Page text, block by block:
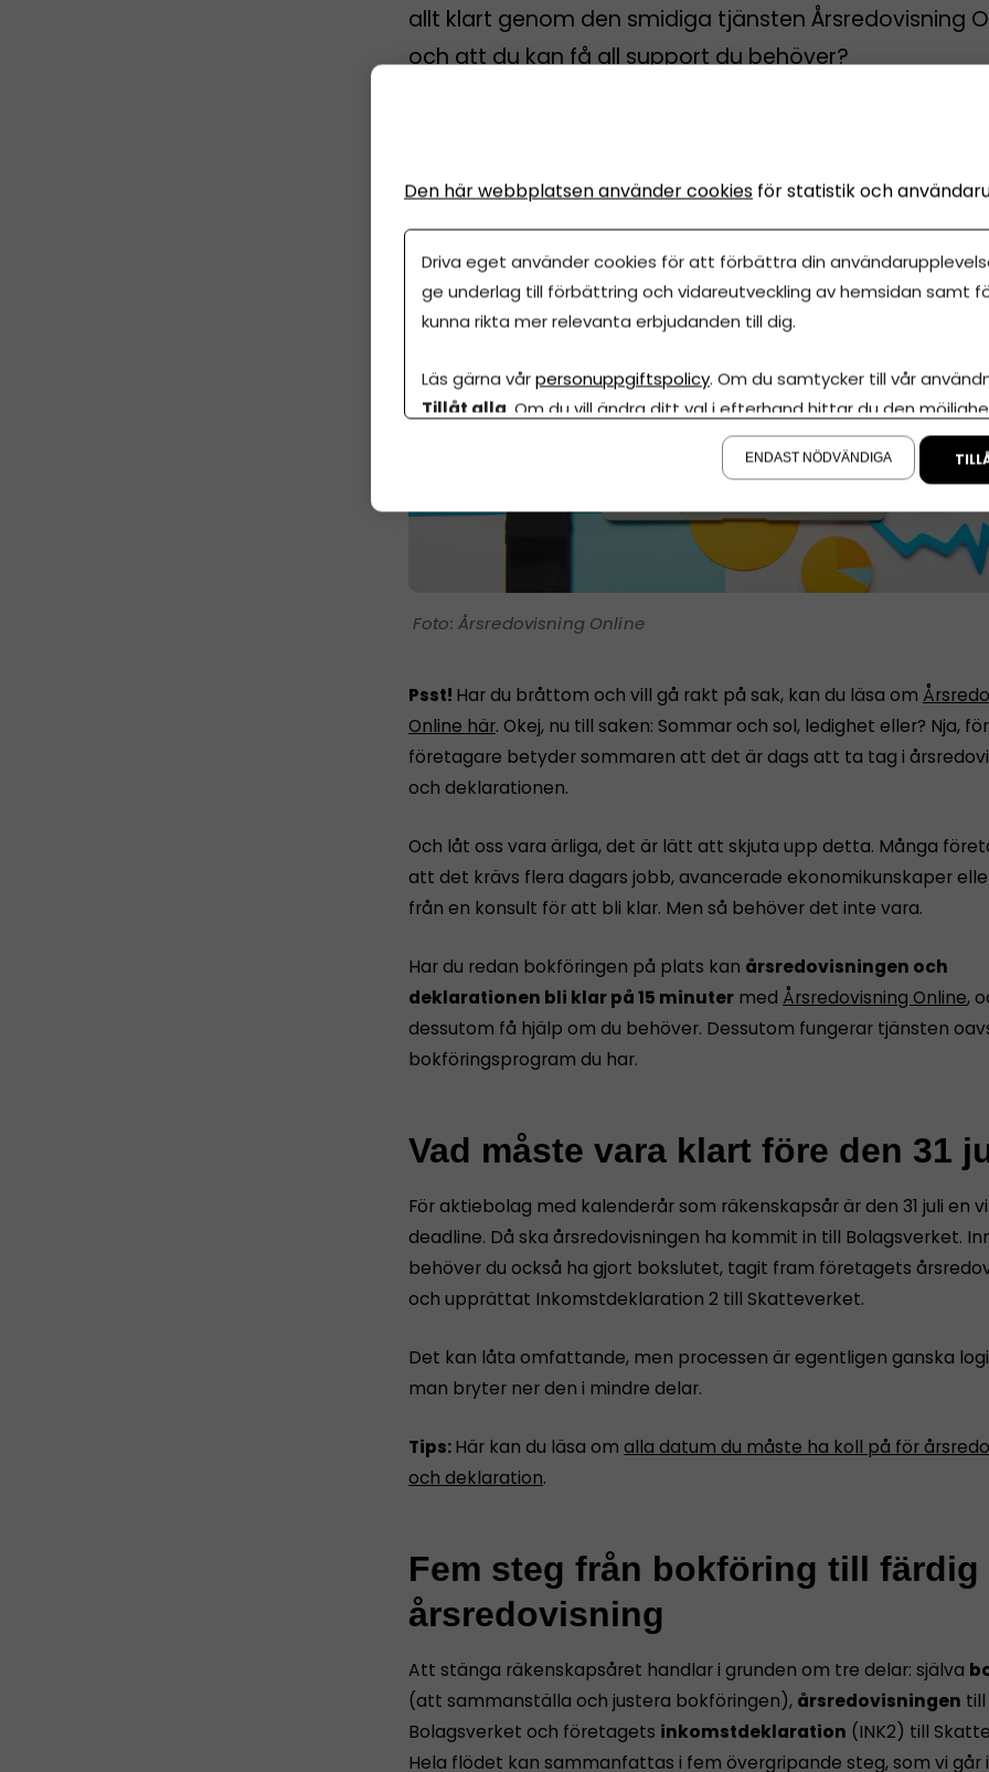
allt klart genom den smidiga tjänsten Årsredovisning
och att du kan få all support du behöver?
Årsredovisning Online
Psst! Har du bråttom och vill gå rakt på sak, kan du läsa om
Online här. Okej, nu till saken: Sommar och sol, ledighet eller? Nja,
företagare betyder sommaren att det är dags att ta tag i
och deklarationen.
Och låt oss vara ärliga, det är lätt att skjuta upp detta. Många
att det krävs flera dagars jobb, avancerade ekonomikunskaper
från en konsult för att bli klar. Men så behöver det inte vara.
Har du redan bokföringen på plats kan årsredovisningen och
deklarationen bli klar på 15 minuter med Årsredovisning Online,
dessutom få hjälp om du behöver. Dessutom fungerar tjänsten
bokföringsprogram du har.
Vad måste vara klart före den 31
För aktiebolag med kalenderår som räkenskapsår är den 31 juli en
deadline. Då ska årsredovisningen ha kommit in till Bolagsverket.
behöver du också ha gjort bokslutet, tagit fram företagets
och upprättat Inkomstdeklaration 2 till Skatteverket.
Det kan låta omfattande, men processen är egentligen ganska
man bryter ner den i mindre delar.
Tips:Här kan du läsa om alla datum du måste ha koll på för
och deklaration.
Fem steg från bokföring till färdig
årsredovisning
Att stänga räkenskapsåret handlar i grunden om tre delar: själva
(att sammanställa och justera bokföringen), årsredovisningen till
Bolagsverket och företagets inkomstdeklaration (INK2) till
Hela flödet kan sammanfattas i fem övergripande steg, som vi går
Den här webbplatsen använder cookies för statistik och
Driva eget använder cookies för att förbättra din
ge underlag till förbättring och vidareutveckling av hemsidan samt
kunna rikta mer relevanta erbjudanden till dig.
Läs gärna vårpersonuppgiftspolicy. Om du samtycker till vår
Tillåt alla . Om du vill ändra ditt val i efterhand hittar du den
ENDAST NÖDVÄNDIGA